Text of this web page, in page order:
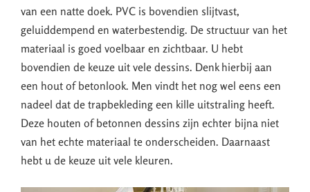
van een natte doek. PVC is bovendien slijtvast,
geluiddempend en waterbestendig. De structuur van het
materiaal is goed voelbaar en zichtbaar. U hebt
bovendien de keuze uit vele dessins. Denk hierbij aan
een hout of betonlook. Men vindt het nog wel eens een
nadeel dat de trapbekleding een kille uitstraling heeft.
Deze houten of betonnen dessins zijn echter bijna niet
van het echte materiaal te onderscheiden. Daarnaast
hebt u de keuze uit vele kleuren.